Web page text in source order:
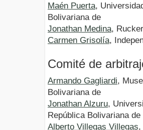
Maén Puerta,
Bolivariana de
Jonathan Medina,
Carmen Grisolía,
Comité de
Armando Gagliardi,
Bolivariana de
Jonathan Alzuru,
República Bolivariana de
Alberto Villegas Villegas,